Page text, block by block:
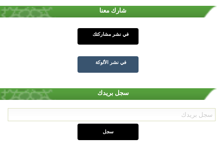
شارك معنا
في نشر مشاركتك
في نشر الألوكة
سجل بريدك